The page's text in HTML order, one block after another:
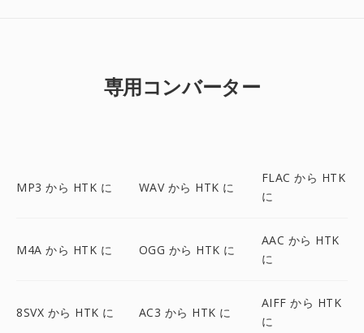
専用コンバーター
MP3 から HTK に WAV から HTK に
FLAC から HTK
に
M4A から HTK に OGG から HTK に
AAC から HTK
に
8SVX から HTK に AC3 から HTK に
AIFF から HTK
に